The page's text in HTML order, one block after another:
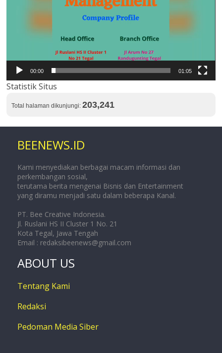
00:00 01:05
Statistik Situs
Total halaman dikunjungi:203,241
BEENEWS.ID
Kami menyediakan berbagai macam informasi dan
perkembangan sosial,
terutama berita mengenai Bisnis dan Entertainment
yang diramu menjadi satu dalam beberapa Kanal.
PT. Bee Creative Indonesia.
Jl. Ruslani HS II Cluster 1 No. 21
Kota Tegal, Jawa Tengah
Email : redaksibeenews@gmail.com
ABOUT US
Tentang Kami
Redaksi
Pedoman Media Siber